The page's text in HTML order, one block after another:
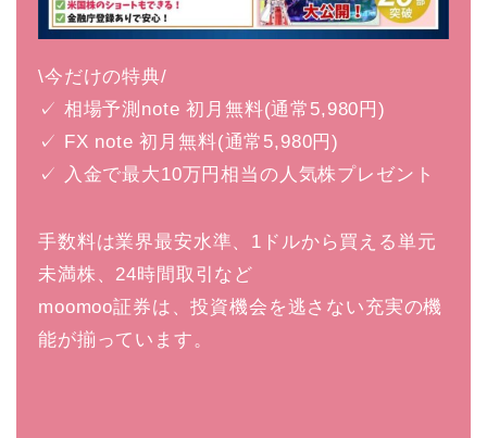
\今だけの特典/
✓ 相場予測note 初月無料(通常5,980円)
✓ FX note 初月無料(通常5,980円)
✓ 入金で最大10万円相当の人気株プレゼント
手数料は業界最安水準、1ドルから買える単元
未満株、24時間取引など
moomoo証券は、投資機会を逃さない充実の機
能が揃っています。